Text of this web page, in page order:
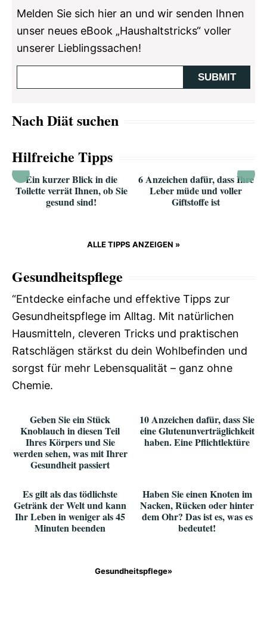
Melden Sie sich hier an und wir senden Ihnen
unser neues eBook „Haushaltstricks“ voller
unserer Lieblingssachen!
Nach Diät suchen
Hilfreiche Tipps
Ein kurzer Blick in die
Toilette verrät Ihnen, ob Sie
gesund sind!
6 Anzeichen dafür, dass Ihre
Leber müde und voller
Giftstoffe ist
ALLE TIPPS ANZEIGEN »
Gesundheitspflege
“Entdecke einfache und effektive Tipps zur
Gesundheitspflege im Alltag. Mit natürlichen
Hausmitteln, cleveren Tricks und praktischen
Ratschlägen stärkst du dein Wohlbefinden und
sorgst für mehr Lebensqualität – ganz ohne
Chemie.
Geben Sie ein Stück
Knoblauch in diesen Teil
Ihres Körpers und Sie
werden sehen, was mit Ihrer
Gesundheit passiert
10 Anzeichen dafür, dass Sie
eine Glutenunverträglichkeit
haben. Eine Pflichtlektüre
Es gilt als das tödlichste
Getränk der Welt und kann
Ihr Leben in weniger als 45
Minuten beenden
Haben Sie einen Knoten im
Nacken, Rücken oder hinter
dem Ohr? Das ist es, was es
bedeutet!
Gesundheitspflege»